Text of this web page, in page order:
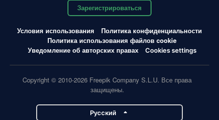
Зарегистрироваться
Условия использования
Политика конфиденциальности
Политика использования файлов cookie
Уведомление об авторских правах
Cookies settings
Copyright © 2010-2026 Freepik Company S.L.U. Все права
защищены.
Pусский